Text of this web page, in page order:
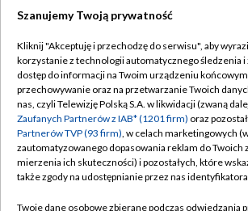
TVP
Abonament TVP
Emisja w TVP
Centrum informacji TVP
Naziemna Telewizja Cyfrowa
Regulamin TVP
Polityka prywatności
Moje zgody
Pomoc
Szanujemy Twoją prywatność
Kliknij "Akceptuję i przechodzę do serwisu", aby
korzystanie z technologii automatycznego śledzenia i
dostęp do informacji na Twoim urządzeniu
przechowywanie oraz na przetwarzanie Twoich
nas, czyli Telewizję Polską S.A. w likwidacji (zwaną
Zaufanych Partnerów z IAB* (1201 firm) oraz
Partnerów TVP (93 firm), w celach marketingowych
zautomatyzowanego dopasowania reklam do Twoich
mierzenia ich skuteczności) i pozostałych, które
także zgody na udostępnianie przez nas identyfikatora
Twoje dane osobowe zbierane podczas odwiedzania